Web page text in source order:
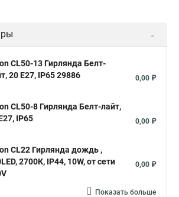
CL50-13 Гирлянда Белт-
20 E27, IP65 29886
0,00 ₽
CL50-8 Гирлянда Белт-лайт,
IP65
0,00 ₽
CL22 Гирлянда дождь ,
2700К, IP44, 10W, от сети
0,00 ₽
Показать больше